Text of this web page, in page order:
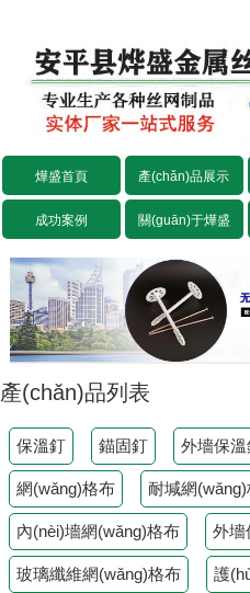
燁盛首頁 產(chǎn)品展示
成功案例 關(guān)于燁盛
產(chǎn)品列表
保溫釘 錨固釘 外墻保溫
網(wǎng)格布 耐堿網
內(nèi)墻網(wǎng)格布 外墻
玻璃纖維網(wǎng)格布 護